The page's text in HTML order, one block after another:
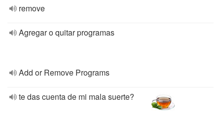
remove
Agregar o quitar programas
Add or Remove Programs
te das cuenta de mi mala suerte?